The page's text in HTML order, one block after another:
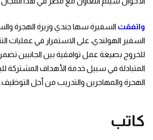
واتفقت السفيرة سها جندي وزيرة الهجرة
السفير الهولندي، على الاستمرار في عمليات
للخروج بصيغة عمل توافقية بين الجانبين
المتبادلة في سبيل خدمة الأهداف المشتركة
الهجرة والمهاجرين والتدريب من أجل التوظيف.
كاتب